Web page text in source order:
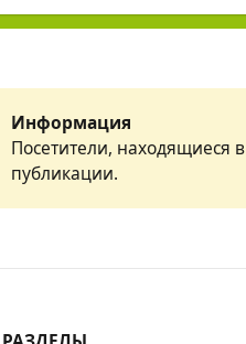
Информация
Посетители, находящиеся
публикации.